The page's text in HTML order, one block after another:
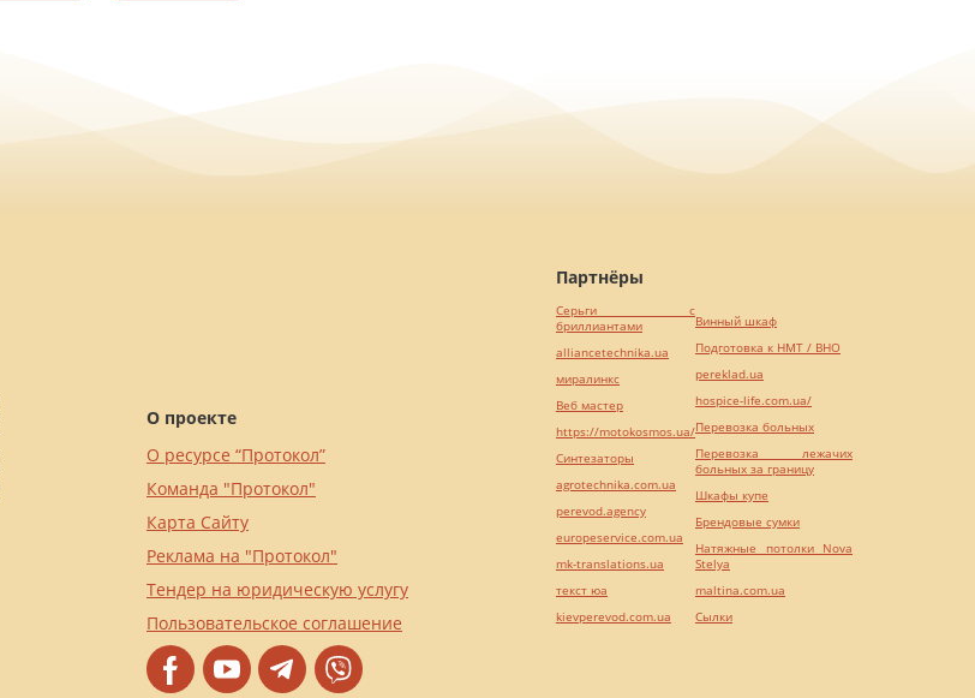
О проекте
О ресурсе “Протокол”
Команда "Протокол"
Карта Сайту
Реклама на "Протокол"
Тендер на юридическую услугу
Пользовательское соглашение
Партнёры
Серьги с
бриллиантами
alliancetechnika.ua
миралинкс
Веб мастер
https://motokosmos.ua/
Синтезаторы
agrotechnika.com.ua
perevod.agency
europeservice.com.ua
mk-translations.ua
текст юа
kievperevod.com.ua
Винный шкаф
Подготовка к НМТ / ВНО
pereklad.ua
hospice-life.com.ua/
Перевозка больных
Перевозка лежачих
больных за границу
Шкафы купе
Брендовые сумки
Натяжные потолки Nova
Stelya
maltina.com.ua
Cылки